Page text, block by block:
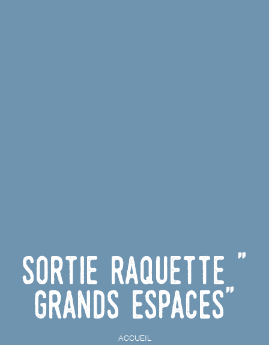
Sortie raquette "
Grands espaces"
ACCUEIL